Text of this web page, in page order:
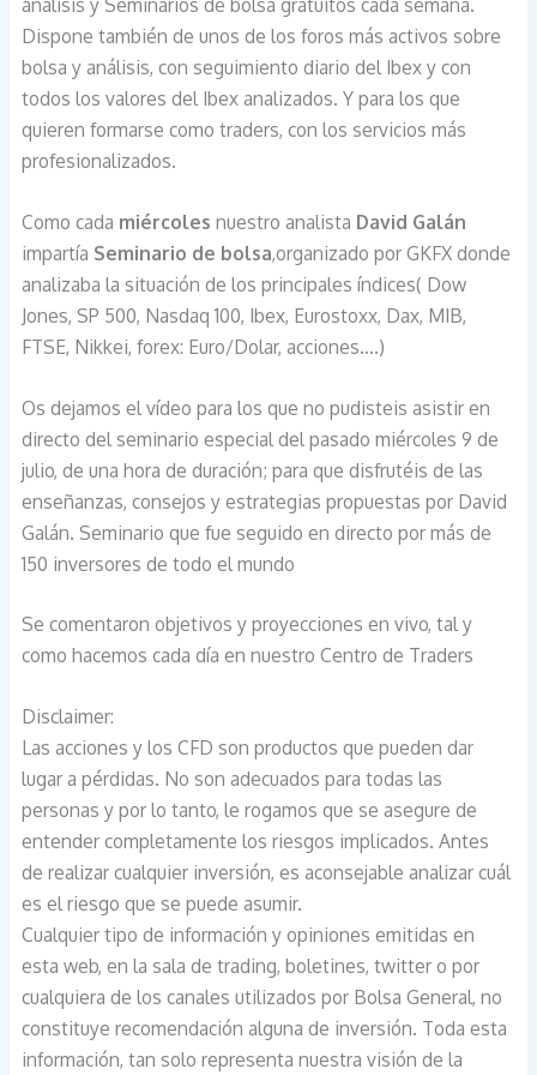
análisis y Seminarios de bolsa gratuitos cada semana.
Dispone también de unos de los foros más activos sobre
bolsa y análisis, con seguimiento diario del Ibex y con
todos los valores del Ibex analizados. Y para los que
quieren formarse como traders, con los servicios más
profesionalizados.
Como cada miércoles nuestro analista David Galán
impartía Seminario de bolsa,organizado por GKFX donde
analizaba la situación de los principales índices( Dow
Jones, SP 500, Nasdaq 100, Ibex, Eurostoxx, Dax, MIB,
FTSE, Nikkei, forex: Euro/Dolar, acciones….)
Os dejamos el vídeo para los que no pudisteis asistir en
directo del seminario especial del pasado miércoles 9 de
julio, de una hora de duración; para que disfrutéis de las
enseñanzas, consejos y estrategias propuestas por David
Galán. Seminario que fue seguido en directo por más de
150 inversores de todo el mundo
Se comentaron objetivos y proyecciones en vivo, tal y
como hacemos cada día en nuestro Centro de Traders
Disclaimer:
Las acciones y los CFD son productos que pueden dar
lugar a pérdidas. No son adecuados para todas las
personas y por lo tanto, le rogamos que se asegure de
entender completamente los riesgos implicados. Antes
de realizar cualquier inversión, es aconsejable analizar cuál
es el riesgo que se puede asumir.
Cualquier tipo de información y opiniones emitidas en
esta web, en la sala de trading, boletines, twitter o por
cualquiera de los canales utilizados por Bolsa General, no
constituye recomendación alguna de inversión. Toda esta
información, tan solo representa nuestra visión de la